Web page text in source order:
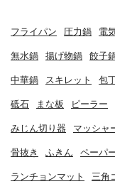
フライパン 圧力鍋 電
無水鍋 揚げ物鍋 餃子
中華鍋 スキレット 包
砥石 まな板 ピーラー
みじん切り器 マッシャ
骨抜き ふきん ペーパ
ランチョンマット 三角